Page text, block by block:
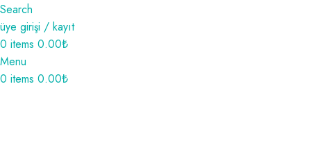
Search
üye girişi / kayıt
0 items 0.00₺
Menu
0 items 0.00₺